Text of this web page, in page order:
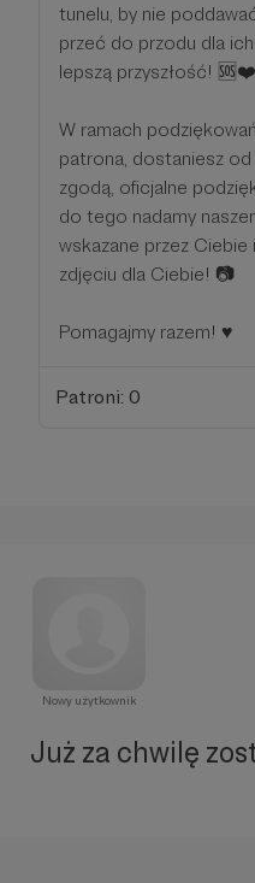
tunelu, by nie
przeć do przodu dla
lepszą przyszłość! 🆘❤️
W ramach
patrona, dostaniesz
zgodą, oficjalne
do tego nadamy
wskazane przez
zdjęciu dla Ciebie! 📷
Pomagajmy razem! ♥️
Patroni: 0
Nowy użytkownik
Już za chwilę